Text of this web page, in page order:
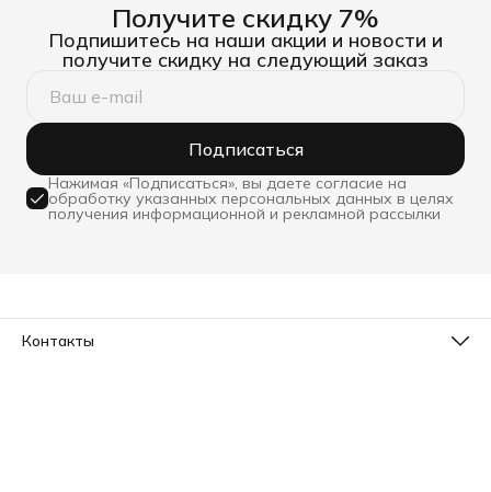
Получите скидку 7%
Подпишитесь на наши акции и новости и
получите скидку на следующий заказ
Подписаться
Нажимая «Подписаться», вы даете согласие на
обработку указанных персональных данных в целях
получения информационной и рекламной рассылки
Контакты